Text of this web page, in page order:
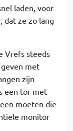
laden, voor
dat ze zo lang
Vrefs steeds
met
zijn
een tor met
moeten die
monitor